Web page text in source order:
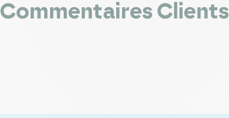
Commentaires Clients